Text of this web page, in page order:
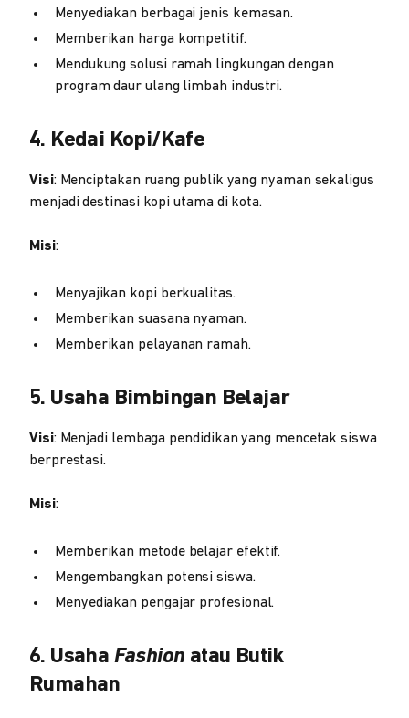
Menyediakan berbagai jenis kemasan.
Memberikan harga kompetitif.
Mendukung solusi ramah lingkungan dengan
program daur ulang limbah industri.
4. Kedai Kopi/Kafe
Visi: Menciptakan ruang publik yang nyaman sekaligus
menjadi destinasi kopi utama di kota.
Misi:
Menyajikan kopi berkualitas.
Memberikan suasana nyaman.
Memberikan pelayanan ramah.
5. Usaha Bimbingan Belajar
Visi: Menjadi lembaga pendidikan yang mencetak siswa
berprestasi.
Misi:
Memberikan metode belajar efektif.
Mengembangkan potensi siswa.
Menyediakan pengajar profesional.
6. Usaha Fashion atau Butik
Rumahan